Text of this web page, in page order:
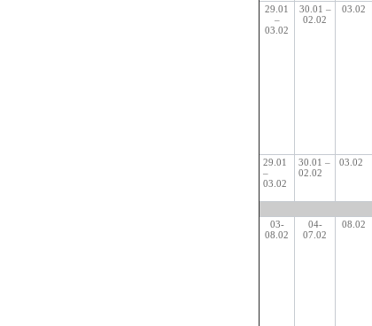
29.01
–
03.02
30.01 –
02.02
03.02
29.01
–
03.02
30.01 –
02.02
03.02
03-
08.02
04-
07.02
08.02